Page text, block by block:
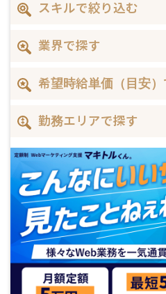
スキルで絞り込む
業界で探す
希望時給単価（目安）
勤務エリアで探す